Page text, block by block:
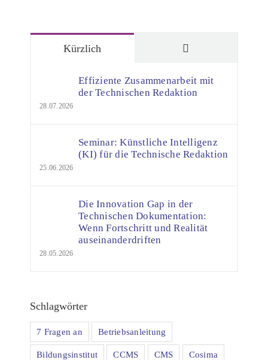
Kürzlich
Effiziente Zusammenarbeit mit
der Technischen Redaktion
28.07.2026
Seminar: Künstliche Intelligenz
(KI) für die Technische Redaktion
25.06.2026
Die Innovation Gap in der
Technischen Dokumentation:
Wenn Fortschritt und Realität
auseinanderdriften
28.05.2026
Schlagwörter
7 Fragen an Betriebsanleitung
Bildungsinstitut CCMS CMS Cosima